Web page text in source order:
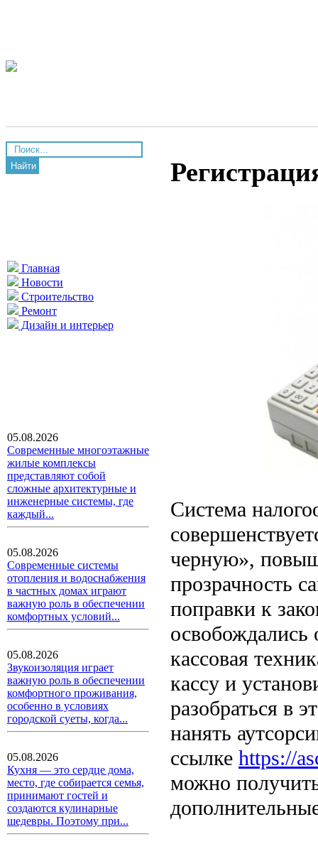
Найти
Главная
Новости
Строительство
Ремонт
Дизайн и интерьер
05.08.2026
Современные многоэтажные
жилые комплексы
представляют собой
сложные архитектурные и
инженерные системы, где
каждый...
05.08.2026
Современные системы
отопления и водоснабжения
в частных домах играют
важную роль в обеспечении
комфортных условий...
05.08.2026
Звукоизоляция играет
важную роль в обеспечении
комфортного проживания,
особенно в условиях
городской суеты, когда...
05.08.2026
Кухня — это сердце дома,
место, где собирается семья,
принимают гостей и
создаются кулинарные
шедевры. Поэтому при...
Система
черную»,
прозрачность
поправки к
освобождались
кассовая
кассу и
разобраться в
нанять
ссылке https://
можно